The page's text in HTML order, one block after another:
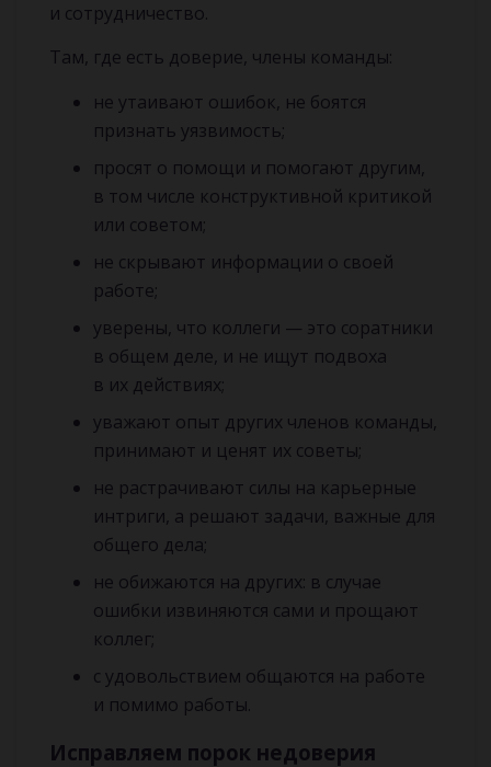
и сотрудничество.
Там, где есть доверие, члены команды:
не утаивают ошибок, не боятся
признать уязвимость;
просят о помощи и помогают другим,
в том числе конструктивной критикой
или советом;
не скрывают информации о своей
работе;
уверены, что коллеги — это соратники
в общем деле, и не ищут подвоха
в их действиях;
уважают опыт других членов команды,
принимают и ценят их советы;
не растрачивают силы на карьерные
интриги, а решают задачи, важные для
общего дела;
не обижаются на других: в случае
ошибки извиняются сами и прощают
коллег;
с удовольствием общаются на работе
и помимо работы.
Исправляем порок недоверия